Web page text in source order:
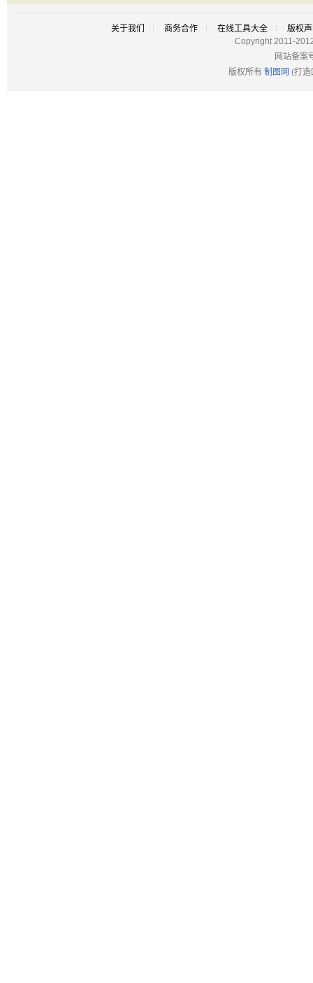
关于我们 商务合作 在线工具大全
版权
Copyright 2011-
网站备案
版权所有 制图网 (打造